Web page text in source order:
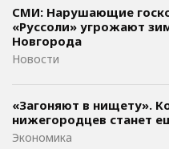
СМИ: Нарушающие
«Руссоли» угрожают
Новгорода
Новости
«Загоняют в нищету».
нижегородцев станет
Экономика